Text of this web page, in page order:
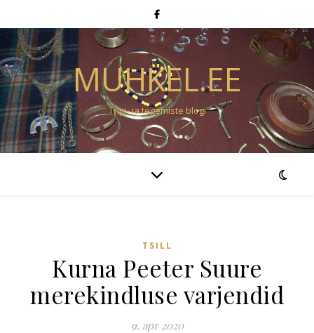
MUHKEL.EE
Tripi- ja tegemiste blogi
TSILL
Kurna Peeter Suure
merekindluse varjendid
9. apr 2020